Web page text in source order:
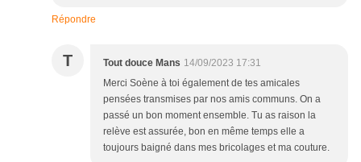
Répondre
T Tout douce Mans 14/09/2023 17:31
Merci Soène à toi également de tes amicales
pensées transmises par nos amis communs. On a
passé un bon moment ensemble. Tu as raison la
relève est assurée, bon en même temps elle a
toujours baigné dans mes bricolages et ma couture.